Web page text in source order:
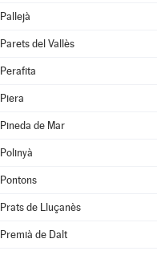
Pallejà
Parets del Vallès
Perafita
Piera
Pineda de Mar
Polinyà
Pontons
Prats de Lluçanès
Premià de Dalt